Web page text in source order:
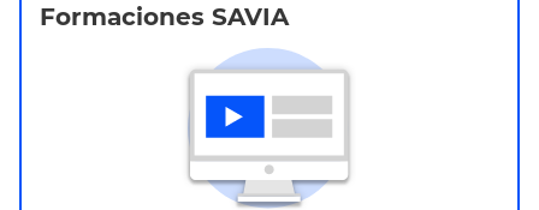
Formaciones SAVIA